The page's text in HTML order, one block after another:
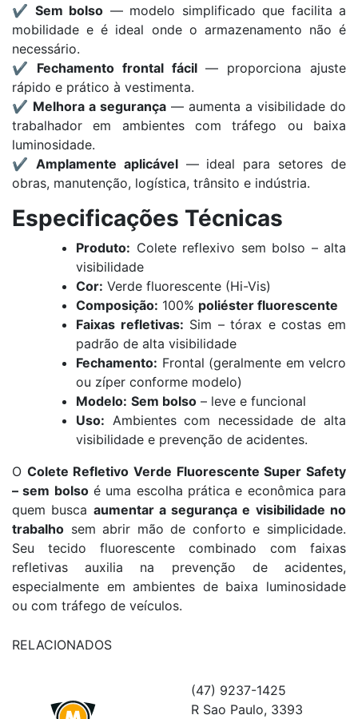
✔️ Sem bolso — modelo simplificado que facilita a
mobilidade e é ideal onde o armazenamento não é
necessário.
✔️ Fechamento frontal fácil— proporciona ajuste
rápido e prático à vestimenta.
✔️ Melhora a segurança — aumenta a visibilidade do
trabalhador em ambientes com tráfego ou baixa
luminosidade.
✔️ Amplamente aplicável— ideal para setores de
obras, manutenção, logística, trânsito e indústria.
Especificações Técnicas
Produto: Colete reflexivo sem bolso – alta
visibilidade
Cor: Verde fluorescente (Hi-Vis)
Composição: 100% poliéster fluorescente
Faixas refletivas: Sim – tórax e costas em
padrão de alta visibilidade
Fechamento: Frontal (geralmente em velcro
ou zíper conforme modelo)
Modelo: Sem bolso – leve e funcional
Uso: Ambientes com necessidade de alta
visibilidade e prevenção de acidentes.
O Colete Refletivo Verde Fluorescente Super Safety
– sem bolsoé uma escolha prática e econômica para
quem busca aumentar a segurança e visibilidade no
trabalho sem abrir mão de conforto e simplicidade.
Seu tecido fluorescente combinado com faixas
refletivas auxilia na prevenção de acidentes,
especialmente em ambientes de baixa luminosidade
ou com tráfego de veículos.
RELACIONADOS
(47) 9237-1425
R Sao Paulo, 3393